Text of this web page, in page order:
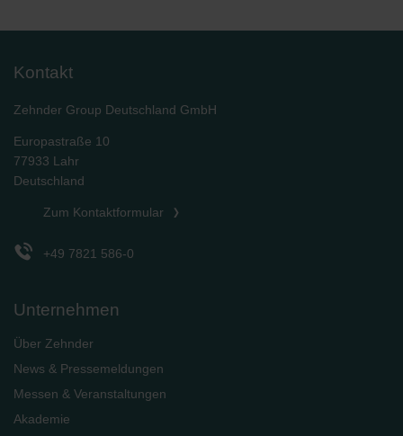
Kontakt
Zehnder Group Deutschland GmbH
Europastraße 10
77933 Lahr
Deutschland
Zum Kontaktformular
+49 7821 586-0
Unternehmen
Über Zehnder
News & Pressemeldungen
Messen & Veranstaltungen
Akademie